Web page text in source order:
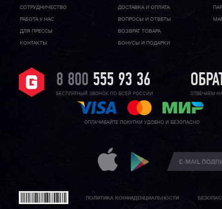
CОТРУДНИЧЕСТВО
РАБОТА У НАС
ДЛЯ ПРЕССЫ
КОНТАКТЫ
ДОСТАВКА И ОПЛАТА
ВОПРОСЫ И ОТВЕТЫ
ВОЗВРАТ ТОВАРА
БОНУСЫ И ПОДАРКИ
8 800 555 93 36
БЕСПЛАТНЫЙ ЗВОНОК ПО ВСЕЙ РОССИИ ОТВЕЧАЕМ
ОПЛАЧИВАЙТЕ ПОКУПКИ УДОБНО И БЕЗОПАСНО
ПОЛИТИКА КОНФИДЕНЦИАЛЬНОСТИ